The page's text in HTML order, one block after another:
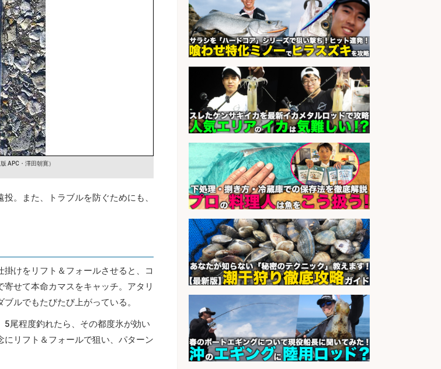
APC・澤田朝寛）
。また、トラブルを防ぐためにも、
けをリフト＆フォールさせると、コ
せて本命カマスをキャッチ。アタリ
ルでもたびたび上がっている。
尾程度釣れたら、その都度氷が効い
リフト＆フォールで狙い、パターン
仕事です
会社名
株式会社スタッフサービス エン
ジニアガイド
さらに求人情報を見る